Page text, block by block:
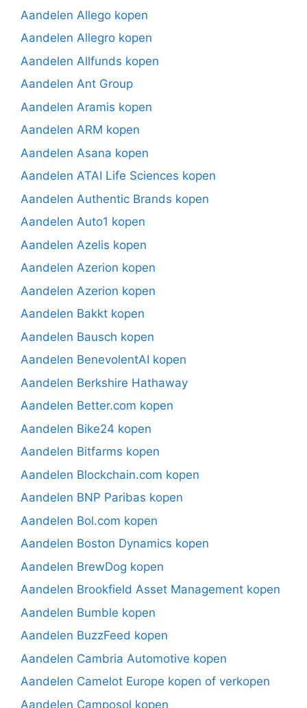
Aandelen Allego kopen
Aandelen Allegro kopen
Aandelen Allfunds kopen
Aandelen Ant Group
Aandelen Aramis kopen
Aandelen ARM kopen
Aandelen Asana kopen
Aandelen ATAI Life Sciences kopen
Aandelen Authentic Brands kopen
Aandelen Auto1 kopen
Aandelen Azelis kopen
Aandelen Azerion kopen
Aandelen Azerion kopen
Aandelen Bakkt kopen
Aandelen Bausch kopen
Aandelen BenevolentAI kopen
Aandelen Berkshire Hathaway
Aandelen Better.com kopen
Aandelen Bike24 kopen
Aandelen Bitfarms kopen
Aandelen Blockchain.com kopen
Aandelen BNP Paribas kopen
Aandelen Bol.com kopen
Aandelen Boston Dynamics kopen
Aandelen BrewDog kopen
Aandelen Brookfield Asset Management kopen
Aandelen Bumble kopen
Aandelen BuzzFeed kopen
Aandelen Cambria Automotive kopen
Aandelen Camelot Europe kopen of verkopen
Aandelen Camposol kopen